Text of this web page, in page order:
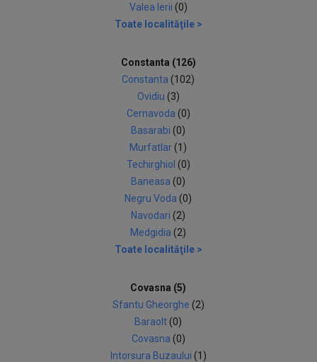
Valea Ierii (0)
Toate localităţile >
Constanta (126)
Constanta (102)
Ovidiu (3)
Cernavoda (0)
Basarabi (0)
Murfatlar (1)
Techirghiol (0)
Baneasa (0)
Negru Voda (0)
Navodari (2)
Medgidia (2)
Toate localităţile >
Covasna (5)
Sfantu Gheorghe (2)
Baraolt (0)
Covasna (0)
Intorsura Buzaului (1)